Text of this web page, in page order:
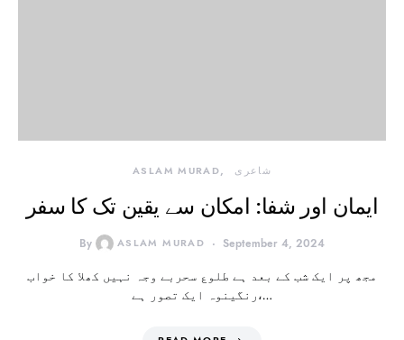
ASLAM MURAD شاعری
ایمان اور شفا: امکان سے یقین تک کا سفر
By ASLAM MURAD September 4, 2024
مجھ پر ایک شب کے بعد ہے طلوع سحربے وجہ نہیں کھلا کا خواب
رنگینوہ ایک تصور ہے،…